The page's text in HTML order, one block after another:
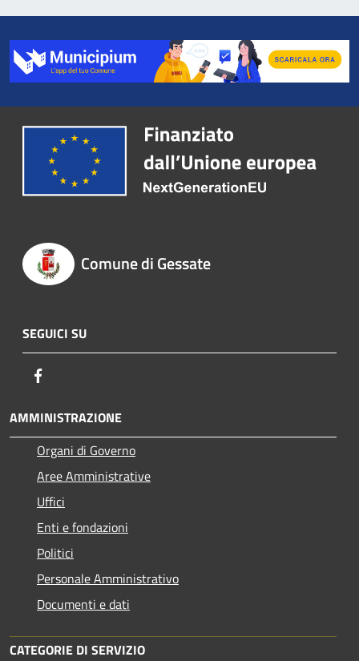
Comune di Gessate
SEGUICI SU
AMMINISTRAZIONE
Organi di Governo
Aree Amministrative
Uffici
Enti e fondazioni
Politici
Personale Amministrativo
Documenti e dati
CATEGORIE DI SERVIZIO